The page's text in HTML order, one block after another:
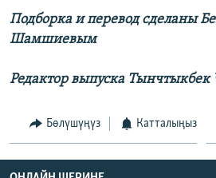
Подборка и перевод сделаны
Шамшиевым
Редактор выпуска Тынчтыкбек
Бөлүшүңүз Катталыңыз